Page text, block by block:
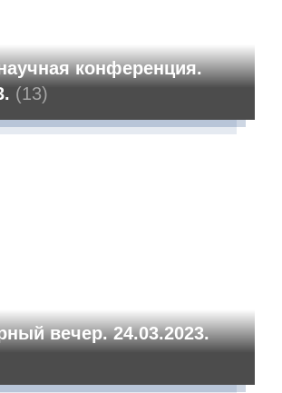
конференция.
(13)
вечер. 24.03.2023.